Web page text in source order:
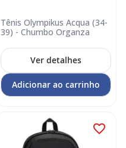
Tênis Olympikus Acqua (34-
39) - Chumbo Organza
Ver detalhes
Adicionar ao carrinho